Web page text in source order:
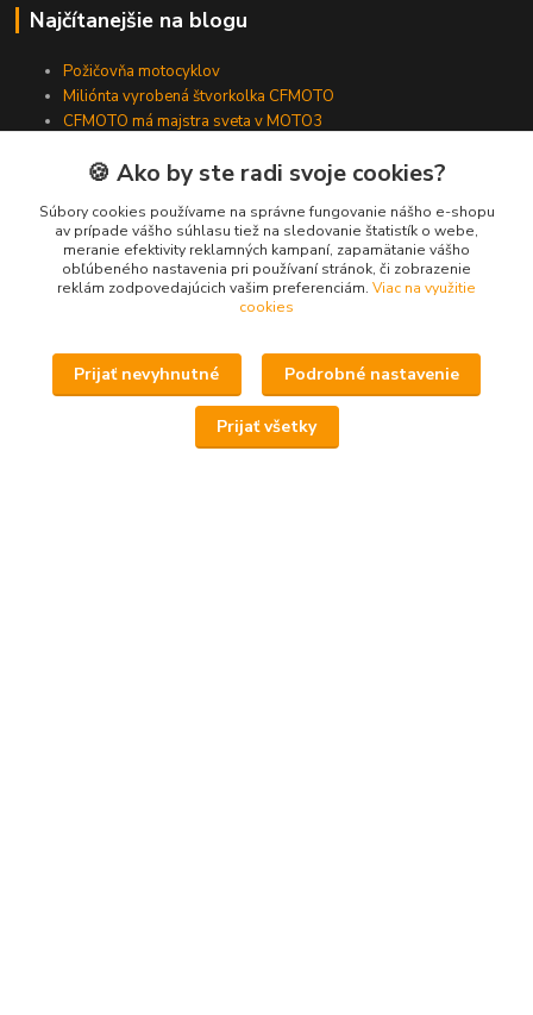
Najčítanejšie na blogu
Požičovňa motocyklov
Miliónta vyrobená štvorkolka CFMOTO
CFMOTO má majstra sveta v MOTO3
Kde nás nájdete
Zlievarenská 8130/5
033 - 55 450 32 - predajňa oblečenie
0911 - 391 398 - showroom motocykle, štvorkolky
033 - 55 450 90 - servis
🍪 Ako by ste radi svoje cookies?
Súbory cookies používame na správne fungovanie nášho e-shopu
av prípade vášho súhlasu tiež na sledovanie štatistík o webe,
meranie efektivity reklamných kampaní, zapamätanie vášho
obľúbeného nastavenia pri používaní stránok, či zobrazenie
reklám zodpovedajúcich vašim preferenciám. Viac na využitie
cookies
Prijať nevyhnutné Podrobné nastavenie
Prijať všetky